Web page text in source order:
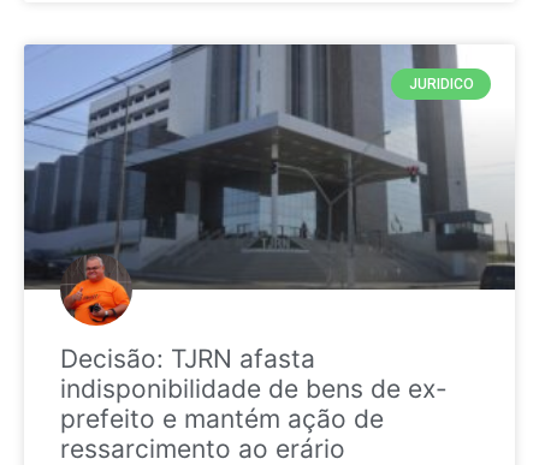
JURIDICO
Decisão: TJRN afasta
indisponibilidade de bens de ex-
prefeito e mantém ação de
ressarcimento ao erário